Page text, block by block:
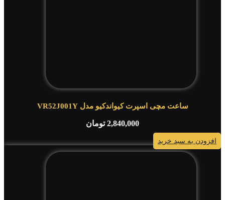
ساعت مچی اسپرت کیواندکیو مدل VR52J001Y
2,840,000 تومان
افزودن به سبد خرید